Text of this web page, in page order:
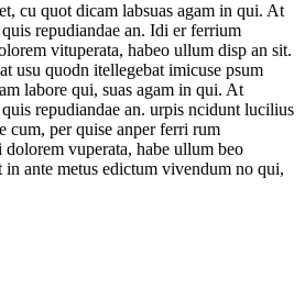
cu quot dicam labsuas agam in qui. At
repudiandae an. Idi er ferrium
vituperata, habeo ullum disp an sit.
usu quodn itellegebat imicuse psum
labore qui, suas agam in qui. At
repudiandae an. urpis ncidunt lucilius
cum, per quise anper ferri rum
dolorem vuperata, habe ullum beo
ante metus edictum vivendum no qui,